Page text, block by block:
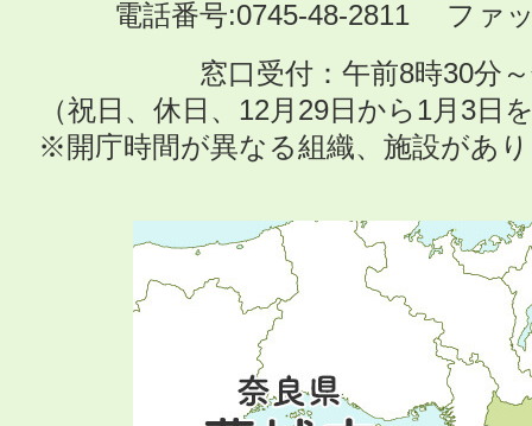
電話番号:0745-48-2811 ファ
窓口受付：午前8時30分
（祝日、休日、12月29日から1月3日
※開庁時間が異なる組織、施設があ